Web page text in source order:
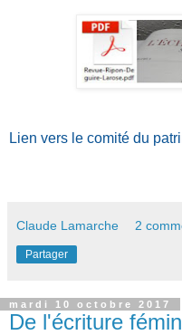
Lien vers le comité du
Claude Lamarche 2
Partager
mardi 10 octobre 2017
De l'écriture